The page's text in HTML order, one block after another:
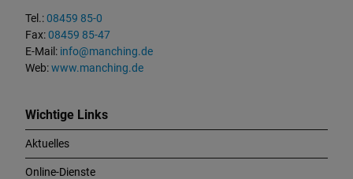
Tel.:08459 85-0
Fax:08459 85-47
E-Mail: info@manching.de
Web:www.manching.de
Wichtige Links
Aktuelles
Online-Dienste